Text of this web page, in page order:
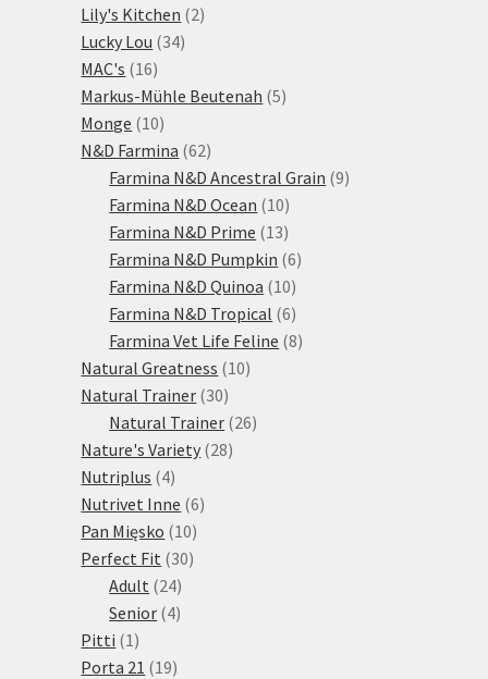
Lily's Kitchen 22
Lucky Lou 3434
MAC's 1616
produktů
Markus-Mühle Beutenah 55
Monge 1010
produktů
N&D Farmina 6262
produktů
Farmina N&D Ancestral Grain 99
Farmina N&D Ocean 1010
produktů
Farmina N&D Prime 1313
produktů
Farmina N&D Pumpkin 66
Farmina N&D Quinoa 1010
produktů
Farmina N&D Tropical 66
produktů
Farmina Vet Life Feline 88
Natural Greatness 1010
Natural Trainer 3030
produktů
Natural Trainer 2626
Nature's Variety 2828
Nutriplus 44
produkty
Nutrivet Inne 66
Pan Mięsko 1010
produktů
Perfect Fit 3030
Adult 2424
produktů
Senior 44
Pitti 1 1
produkt
Porta 21 1919